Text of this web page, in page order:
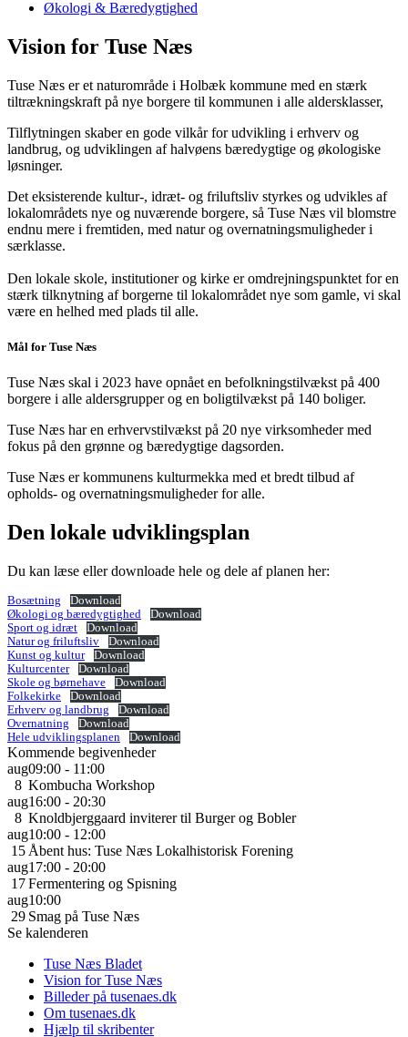
Økologi & Bæredygtighed
Vision for Tuse Næs
Tuse Næs er et naturområde i Holbæk kommune med en stærk
tiltrækningskraft på nye borgere til kommunen i alle aldersklasser,
Tilflytningen skaber en gode vilkår for udvikling i erhverv og
landbrug, og udviklingen af halvøens bæredygtige og økologiske
løsninger.
Det eksisterende kultur-, idræt- og friluftsliv styrkes og udvikles af
lokalområdets nye og nuværende borgere, så Tuse Næs vil blomstre
endnu mere i fremtiden, med natur og overnatningsmuligheder i
særklasse.
Den lokale skole, institutioner og kirke er omdrejningspunktet for en
stærk tilknytning af borgerne til lokalområdet nye som gamle, vi skal
være en helhed med plads til alle.
Mål for Tuse Næs
Tuse Næs skal i 2023 have opnået en befolkningstilvækst på 400
borgere i alle aldersgrupper og en boligtilvækst på 140 boliger.
Tuse Næs har en erhvervstilvækst på 20 nye virksomheder med
fokus på den grønne og bæredygtige dagsorden.
Tuse Næs er kommunens kulturmekka med et bredt tilbud af
opholds- og overnatningsmuligheder for alle.
Den lokale udviklingsplan
Du kan læse eller downloade hele og dele af planen her:
Bosætning
Download
Økologi og bæredygtighed
Download
Sport og idræt
Download
Natur og friluftsliv
Download
Kunst og kultur
Download
Kulturcenter
Download
Skole og børnehave
Download
Folkekirke
Download
Erhverv og landbrug
Download
Overnatning
Download
Hele udviklingsplanen
Download
Kommende begivenheder
aug
8
09:00 - 11:00
Kombucha Workshop
aug
8
16:00 - 20:30
Knoldbjerggaard inviterer til Burger og Bobler
aug
15
10:00 - 12:00
Åbent hus: Tuse Næs Lokalhistorisk Forening
aug
17
17:00 - 20:00
Fermentering og Spisning
aug
29
10:00
Smag på Tuse Næs
Se kalenderen
Tuse Næs Bladet
Vision for Tuse Næs
Billeder på tusenaes.dk
Om tusenaes.dk
Hjælp til skribenter